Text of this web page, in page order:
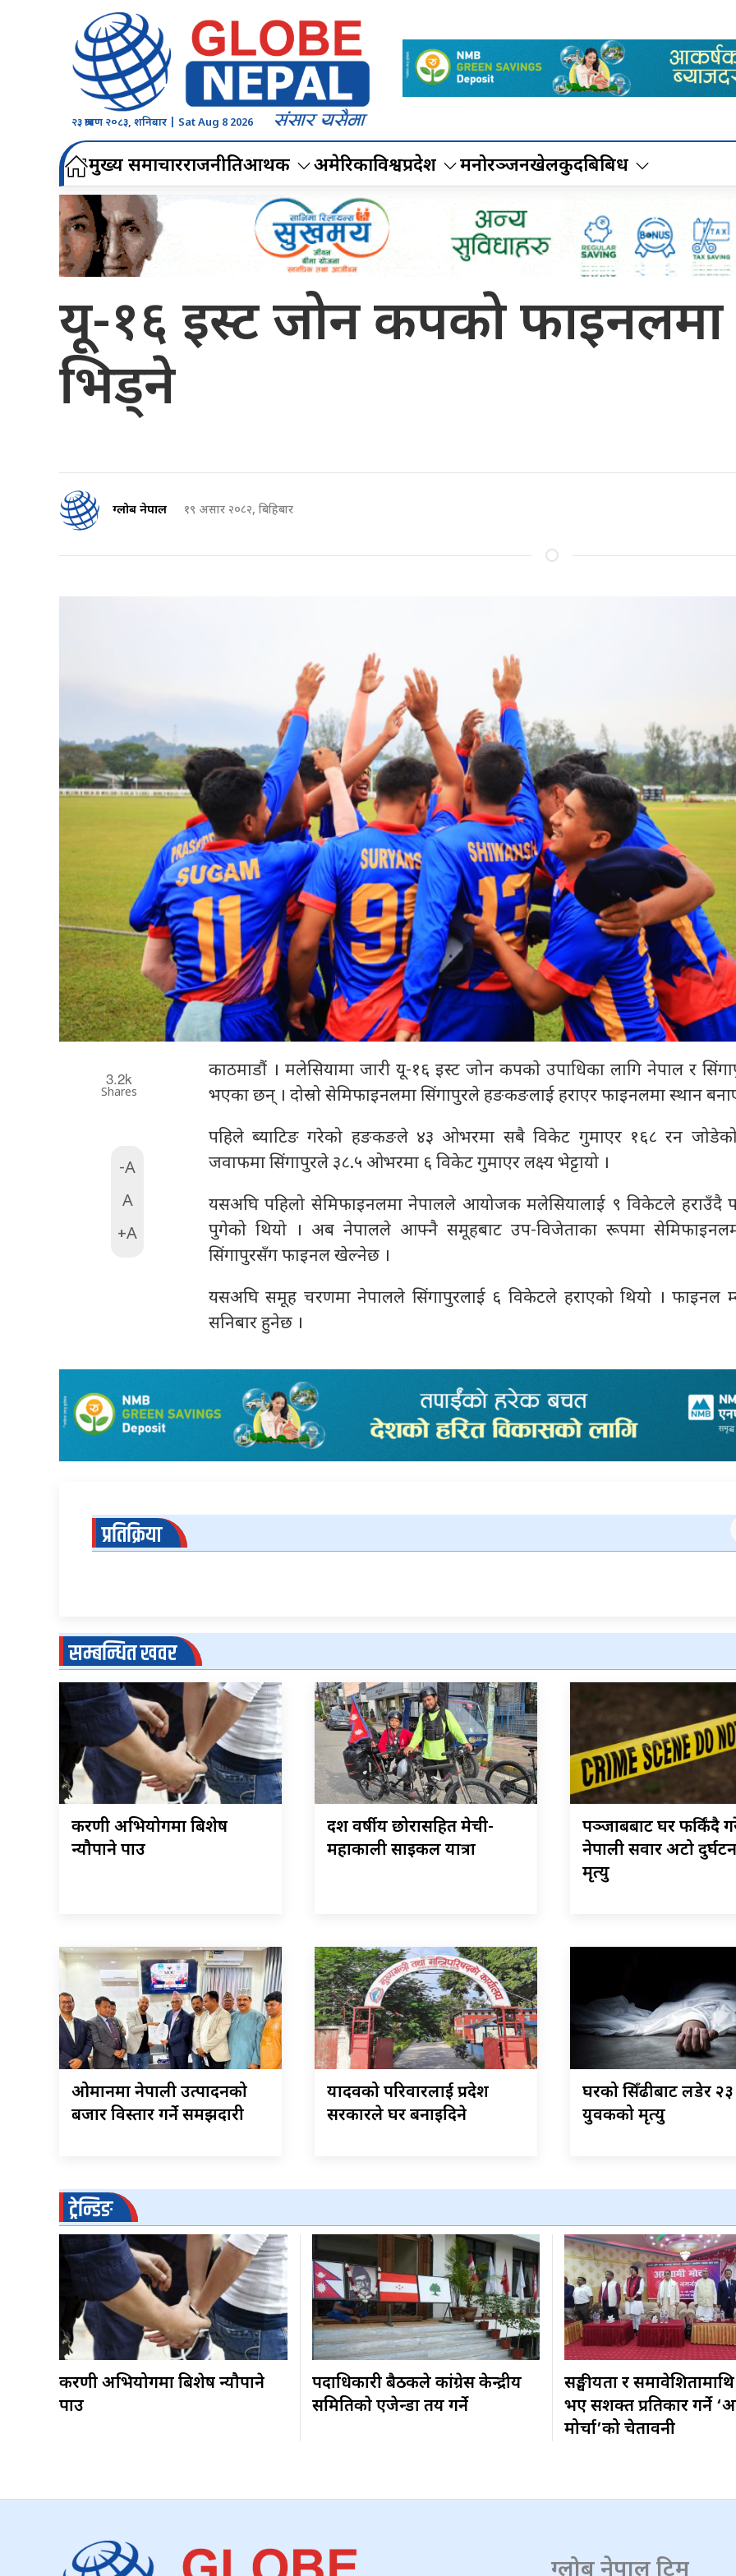
२३ श्रावण २०८३, शनिबार | Sat Aug 8 2026
मुख्य समाचारराजनीतिआर्थिक अमेरिकाविश्वप्रदेश मनोरञ्जनखेलकुदबिबिध
यू-१६ इस्ट जोन कपकाे फाइनलमा
भिड्ने
ग्लोब नेपाल १९ असार २०८२, बिहिबार
3.2k
Shares
-A
A
+A
काठमाडौं । मलेसियामा जारी यू-१६ इस्ट जोन कपकाे उपाधिका लागि नेपाल र
भएका छन् । दोस्रो सेमिफाइनलमा सिंगापुरले हङकङलाई हराएर फाइनलमा स्थान
पहिले ब्याटिङ गरेको हङकङले ४३ ओभरमा सबै विकेट गुमाएर १६८ रन
जवाफमा सिंगापुरले ३८.५ ओभरमा ६ विकेट गुमाएर लक्ष्य भेट्टायो ।
यसअघि पहिलो सेमिफाइनलमा नेपालले आयोजक मलेसियालाई ९ विकेटले हराउँदै
पुगेको थियो । अब नेपालले आफ्नै समूहबाट उप-विजेताका रूपमा
सिंगापुरसँग फाइनल खेल्नेछ ।
यसअघि समूह चरणमा नेपालले सिंगापुरलाई ६ विकेटले हराएको थियो । फाइनल
सनिबार हुनेछ ।
प्रतिक्रिया
सम्बन्धित खवर
करणी अभियोगमा बिशेष
न्यौपाने पक्राउ
दश वर्षीय छोरासहित मेची-
महाकाली साइकल यात्रा
पञ्जाबबाट घर फर्किंदै
नेपाली सवार अटो
मृत्यु
ओमानमा नेपाली उत्पादनको
बजार विस्तार गर्ने समझदारी
यादवको परिवारलाई प्रदेश
सरकारले घर बनाइदिने
घरको सिँढीबाट लडेर २३
युवकको मृत्यु
ट्रेन्डिङ
करणी अभियोगमा बिशेष न्यौपाने
पक्राउ
पदाधिकारी बैठकले कांग्रेस केन्द्रीय
समितिकाे एजेन्डा तय गर्ने
सङ्घीयता र
भए सशक्त प्रतिकार गर्ने
मोर्चा’को चेतावनी